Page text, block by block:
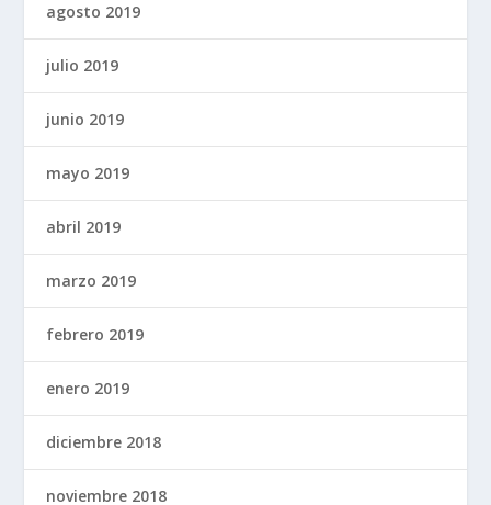
agosto 2019
julio 2019
junio 2019
mayo 2019
abril 2019
marzo 2019
febrero 2019
enero 2019
diciembre 2018
noviembre 2018